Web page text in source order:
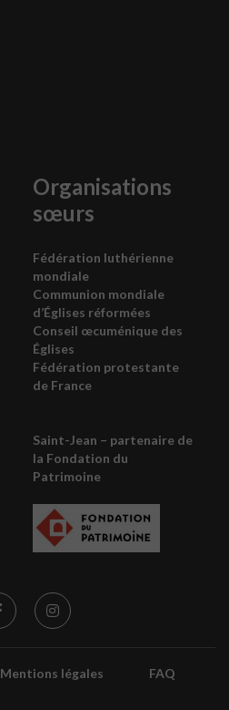
Organisations
sœurs
Fédération luthérienne
mondiale
Communion mondiale
d’Églises réformées
Conseil œcuménique des
Églises
Fédération protestante
de France
Saint-Jean – partenaire de
la Fondation du
Patrimoine
Mentions légales FAQ